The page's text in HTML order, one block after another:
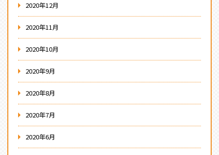
2020年12月
2020年11月
2020年10月
2020年9月
2020年8月
2020年7月
2020年6月